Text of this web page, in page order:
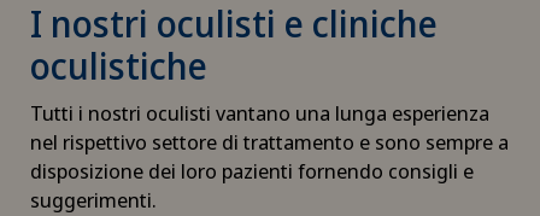
I nostri oculisti e cliniche
oculistiche
Tutti i nostri oculisti vantano una lunga esperienza
nel rispettivo settore di trattamento e sono sempre a
disposizione dei loro pazienti fornendo consigli e
suggerimenti.